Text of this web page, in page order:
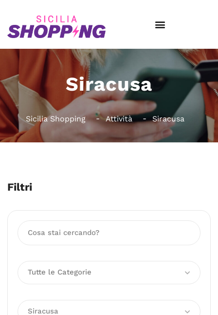
Siracusa
Sicilia Shopping Attività Siracusa
Filtri
Tutte le Categorie
Siracusa